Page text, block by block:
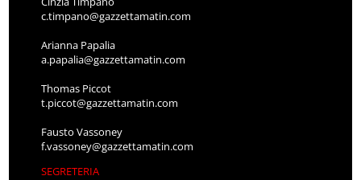
c.timpano@gazzettamatin.com
Arianna Papalia
a.papalia@gazzettamatin.com
Thomas Piccot
t.piccot@gazzettamatin.com
Fausto Vassoney
f.vassoney@gazzettamatin.com
SEGRETERIA